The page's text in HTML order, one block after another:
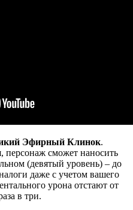
Эфирный Клинок.
персонаж сможет наносить
(девятый уровень) – до
даже с учетом вашего
урона отстают от
в три.